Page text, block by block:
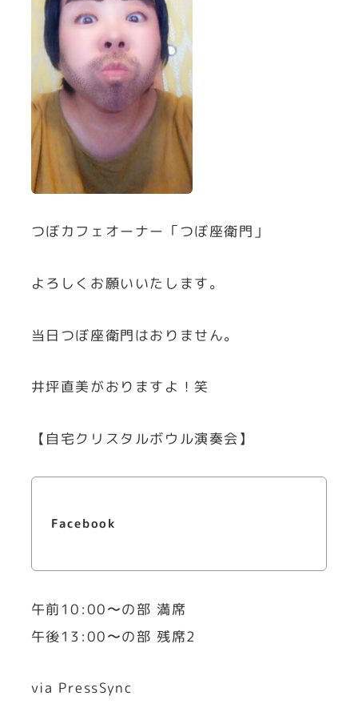
つぼカフェオーナー「つぼ座衛門」
よろしくお願いいたします。
当日つぼ座衛門はおりません。
井坪直美がおりますよ！笑
【自宅クリスタルボウル演奏会】
Facebook
午前10:00〜の部 満席
午後13:00〜の部 残席2
via PressSync